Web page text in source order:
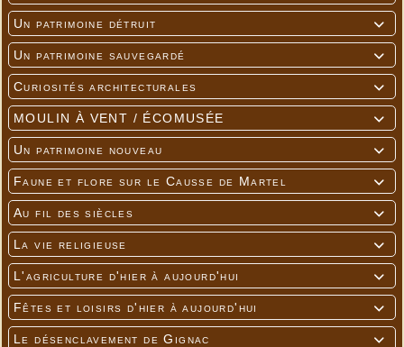

Un patrimoine détruit

Un patrimoine sauvegardé

Curiosités architecturales

MOULIN À VENT / ÉCOMUSÉE

Un patrimoine nouveau

Faune et flore sur le Causse de Martel

Au fil des siècles

La vie religieuse

L'agriculture d'hier à aujourd'hui

Fêtes et loisirs d'hier à aujourd'hui

Le désenclavement de Gignac